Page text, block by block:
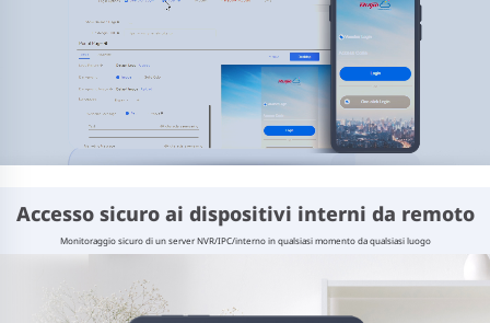
Accesso sicuro ai dispositivi interni da remoto
Monitoraggio sicuro di un server NVR/IPC/interno in qualsiasi momento da qualsiasi luogo